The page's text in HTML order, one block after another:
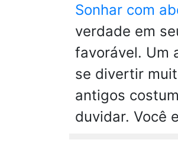
Sonhar com
verdade em
favorável. Um
se divertir
antigos
duvidar. Você